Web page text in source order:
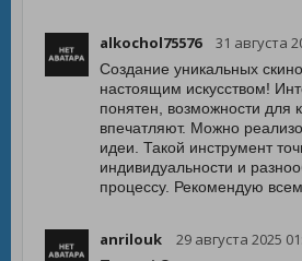
alkochol75576 31 августа
Создание уникальных
настоящим искусством!
понятен, возможности для
впечатляют. Можно
идеи. Такой инструмент
индивидуальности и
процессу. Рекомендую
anrilouk 29 августа 2025